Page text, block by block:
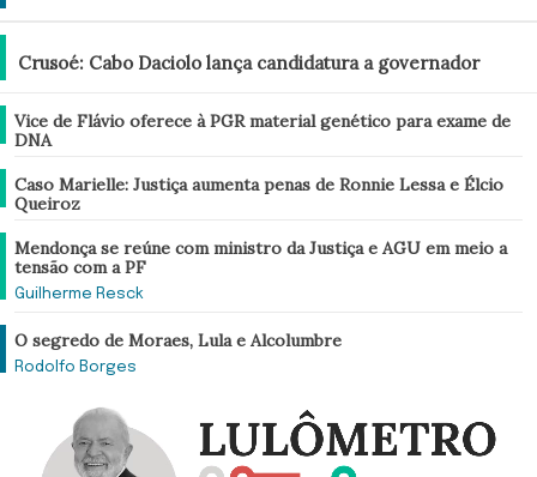
Crusoé: Cabo Daciolo lança candidatura a governador
Brasil
Vice de Flávio oferece à PGR material genético para exame de
DNA
Brasil
Caso Marielle: Justiça aumenta penas de Ronnie Lessa e Élcio
Queiroz
Brasil
Mendonça se reúne com ministro da Justiça e AGU em meio a
tensão com a PF
Guilherme Resck
Análise
O segredo de Moraes, Lula e Alcolumbre
Rodolfo Borges